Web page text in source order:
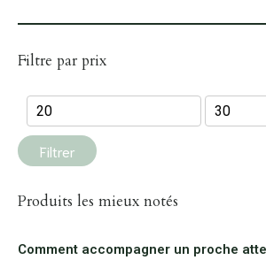
Filtre par prix
Prix
min
Prix
Filtrer
Produits les mieux notés
Comment accompagner un proche